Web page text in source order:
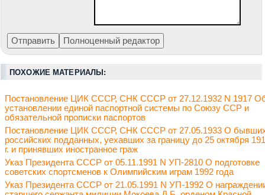
ПОХОЖИЕ МАТЕРИАЛЫ:
Постановление ЦИК СССР, СНК СССР от 27.12.1932 N 1917
установлении единой паспортной системы по Союзу ССР и
обязательной прописки паспортов
Постановление ЦИК СССР, СНК СССР от 27.05.1933 О
российских подданных, уехавших за границу до 25 октября
г. и принявших иностранное граж
Указ Президента СССР от 05.11.1991 N УП-2810 О подготовке
советских спортсменов к Олимпийским играм 1992 года
Указ Президента СССР от 21.05.1991 N УП-1992 О